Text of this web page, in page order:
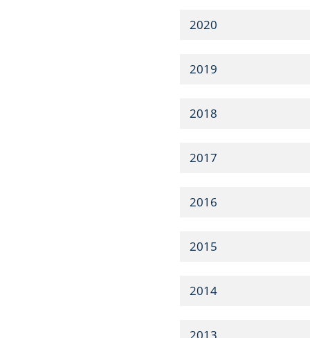
2020
2019
2018
2017
2016
2015
2014
2013